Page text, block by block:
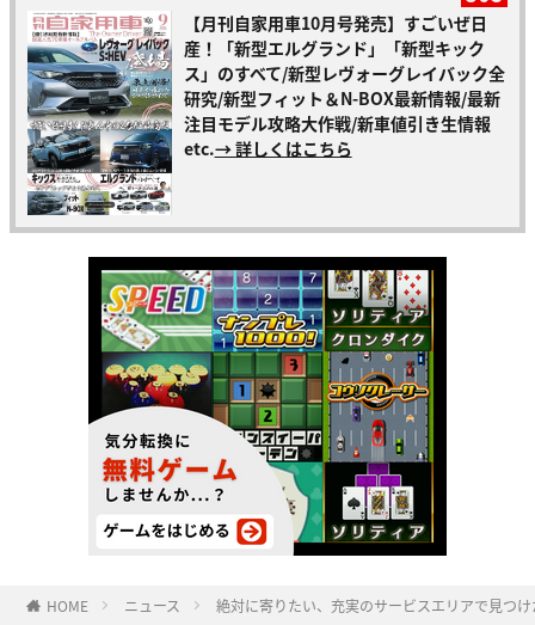
【月刊自家用車10月号発売】すごいぜ日
産！「新型エルグランド」「新型キック
ス」のすべて/新型レヴォーグレイバック全
研究/新型フィット＆N-BOX最新情報/最新
注目モデル攻略大作戦/新車値引き生情報
etc.→ 詳しくはこちら
HOME ニュース 絶対に寄りたい、充実のサービスエリアで見つ